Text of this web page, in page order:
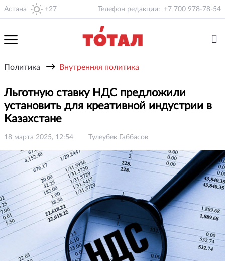
Астана +27 Телефон редакции: +7 700 978-78-54
Политика → Внутренняя политика
Льготную ставку НДС предложили
установить для креативной индустрии в
Казахстане
18 марта 2025, 12:54 Тулеубек Габбасов